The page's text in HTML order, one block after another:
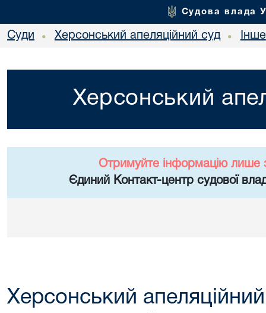
Судова влада
Суди • Херсонський апеляційний суд • Інше
Херсонський
Отримуйте інформацію лише
Єдиний Контакт-центр судової
Херсонський